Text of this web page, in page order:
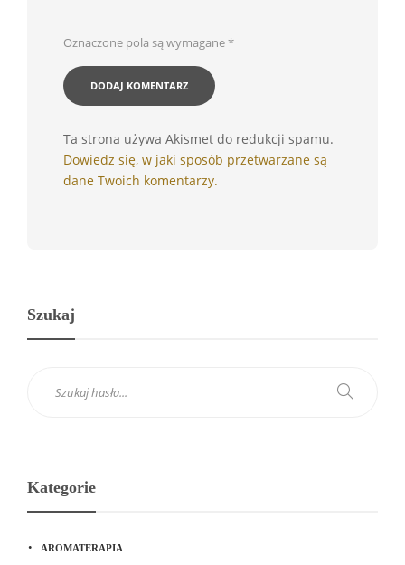
Oznaczone pola są wymagane*
Ta strona używa Akismet do redukcji spamu.
Dowiedz się, w jaki sposób przetwarzane są
dane Twoich komentarzy.
Szukaj
Kategorie
AROMATERAPIA